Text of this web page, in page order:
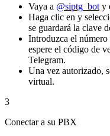
Vaya a @siptg_bot y
Haga clic en y
se guardará la clave
Introduzca el
espere el código de
Telegram.
Una vez autorizado,
virtual.
3
Conectar a su PBX